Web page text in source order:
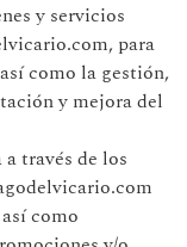
y servicios
para
como la gestión,
y mejora del
través de los
como